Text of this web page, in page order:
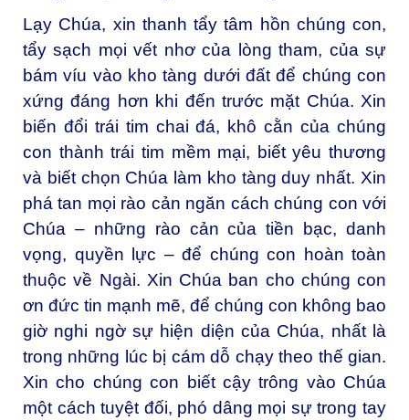
Lạy Chúa, xin thanh tẩy tâm hồn chúng con,
tẩy sạch mọi vết nhơ của lòng tham, của sự
bám víu vào kho tàng dưới đất để chúng con
xứng đáng hơn khi đến trước mặt Chúa. Xin
biến đổi trái tim chai đá, khô cằn của chúng
con thành trái tim mềm mại, biết yêu thương
và biết chọn Chúa làm kho tàng duy nhất. Xin
phá tan mọi rào cản ngăn cách chúng con với
Chúa – những rào cản của tiền bạc, danh
vọng, quyền lực – để chúng con hoàn toàn
thuộc về Ngài. Xin Chúa ban cho chúng con
ơn đức tin mạnh mẽ, để chúng con không bao
giờ nghi ngờ sự hiện diện của Chúa, nhất là
trong những lúc bị cám dỗ chạy theo thế gian.
Xin cho chúng con biết cậy trông vào Chúa
một cách tuyệt đối, phó dâng mọi sự trong tay